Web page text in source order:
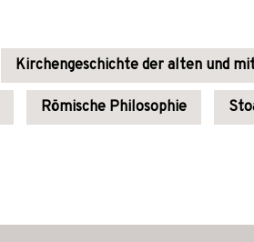
Kirchengeschichte der alten und
Römische Philosophie